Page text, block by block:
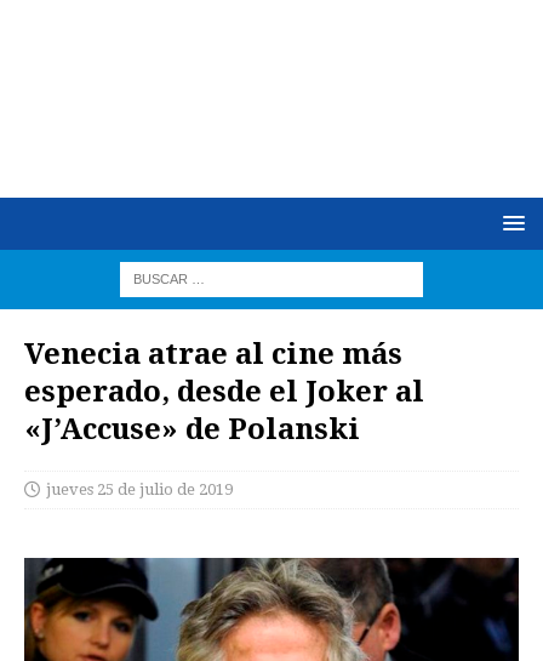
Venecia atrae al cine más
esperado, desde el Joker al
«J’Accuse» de Polanski
jueves 25 de julio de 2019